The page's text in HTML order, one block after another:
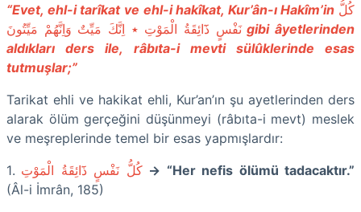
“Evet, ehl-i tarîkat ve ehl-i hakîkat, Kur’ân-ı Hakîm’in كُلُّ
نَفْسٍ ذَٓائِقَةُ الْمَوْتِ ٭ اِنَّكَ مَيِّتٌ وَاِنَّهُمْ مَيِّتُونَgibi âyetlerinden
aldıkları ders ile, râbıta-i mevti sülûklerinde esas
tutmuşlar;”
Tarikat ehli ve hakikat ehli, Kur’an’ın şu ayetlerinden ders
alarak ölüm gerçeğini düşünmeyi (râbıta-i mevt) meslek
ve meşreplerinde temel bir esas yapmışlardır:
1. كُلُّ نَفْسٍ ذَٓائِقَةُ الْمَوْتِ→ “Her nefis ölümü tadacaktır.”
(Âl-i İmrân, 185)